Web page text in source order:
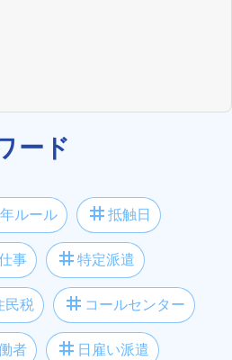
ード
ルール tag 抵触日
事 tag 特定派遣
民税 tag コールセンター
者 tag 日雇い派遣